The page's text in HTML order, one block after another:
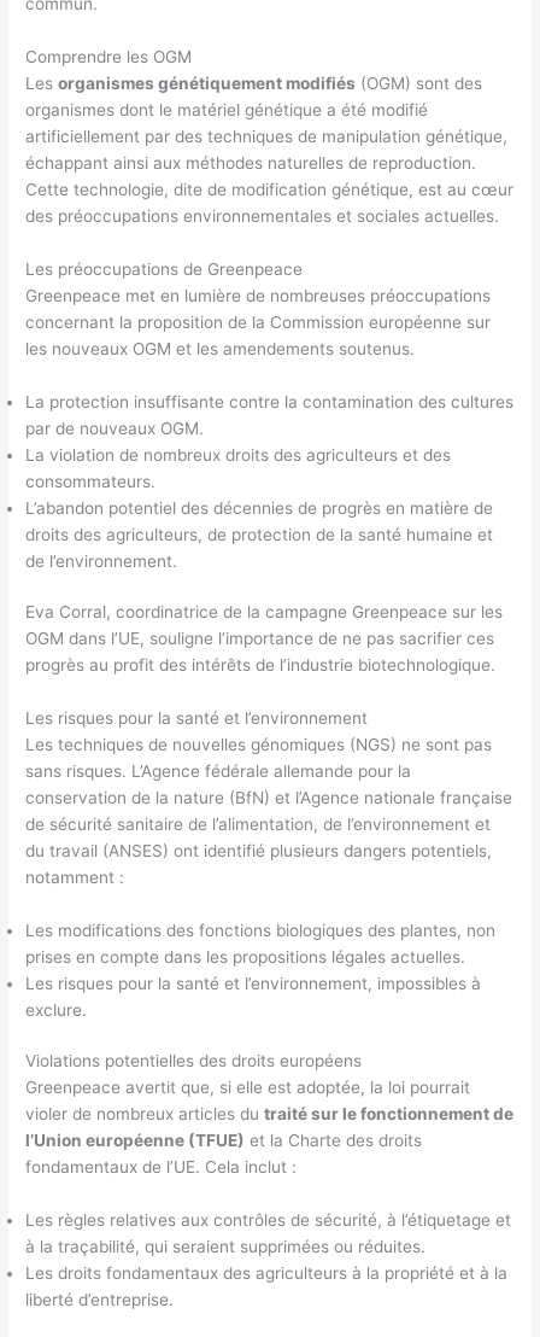
Comprendre les OGM
Lesorganismes génétiquement modifiés (OGM) sont des
organismes dont le matériel génétique a été modifié
artificiellement par des techniques de manipulation génétique,
échappant ainsi aux méthodes naturelles de reproduction.
Cette technologie, dite de modification génétique, est au cœur
des préoccupations environnementales et sociales actuelles.
Les préoccupations de Greenpeace
Greenpeace met en lumière de nombreuses préoccupations
concernant la proposition de la Commission européenne sur
les nouveaux OGM et les amendements soutenus.
La protection insuffisante contre la contamination des cultures
par de nouveaux OGM.
La violation de nombreux droits des agriculteurs et des
consommateurs.
L’abandon potentiel des décennies de progrès en matière de
droits des agriculteurs, de protection de la santé humaine et
de l’environnement.
Eva Corral, coordinatrice de la campagne Greenpeace sur les
OGM dans l’UE, souligne l’importance de ne pas sacrifier ces
progrès au profit des intérêts de l’industrie biotechnologique.
Les risques pour la santé et l’environnement
Les techniques de nouvelles génomiques (NGS) ne sont pas
sans risques. L’Agence fédérale allemande pour la
conservation de la nature (BfN) et l’Agence nationale française
de sécurité sanitaire de l’alimentation, de l’environnement et
du travail (ANSES) ont identifié plusieurs dangers potentiels,
notamment :
Les modifications des fonctions biologiques des plantes, non
prises en compte dans les propositions légales actuelles.
Les risques pour la santé et l’environnement, impossibles à
exclure.
Violations potentielles des droits européens
Greenpeace avertit que, si elle est adoptée, la loi pourrait
violer de nombreux articles dutraité sur le fonctionnement de
l’Union européenne (TFUE) et la Charte des droits
fondamentaux de l’UE. Cela inclut :
Les règles relatives aux contrôles de sécurité, à l’étiquetage et
à la traçabilité, qui seraient supprimées ou réduites.
Les droits fondamentaux des agriculteurs à la propriété et à la
liberté d’entreprise.